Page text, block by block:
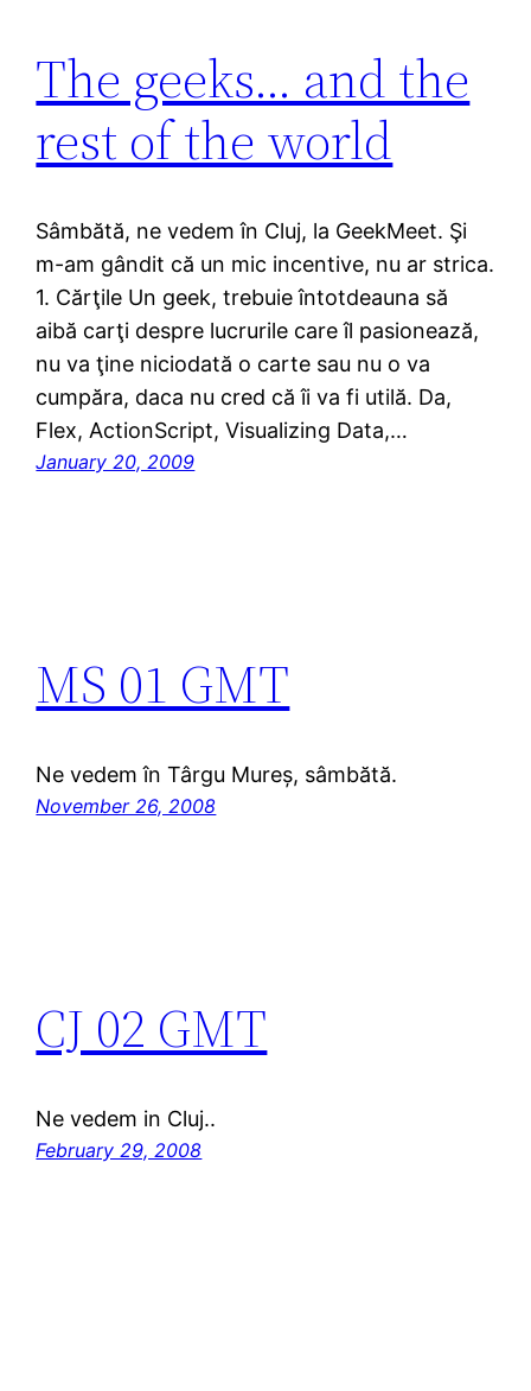
The geeks… and the
rest of the world
Sâmbătă, ne vedem în Cluj, la GeekMeet. Şi
m-am gândit că un mic incentive, nu ar strica.
1. Cărţile Un geek, trebuie întotdeauna să
aibă carţi despre lucrurile care îl pasionează,
nu va ţine niciodată o carte sau nu o va
cumpăra, daca nu cred că îi va fi utilă. Da,
Flex, ActionScript, Visualizing Data,…
January 20, 2009
MS 01 GMT
Ne vedem în Târgu Mureș, sâmbătă.
November 26, 2008
CJ 02 GMT
Ne vedem in Cluj..
February 29, 2008